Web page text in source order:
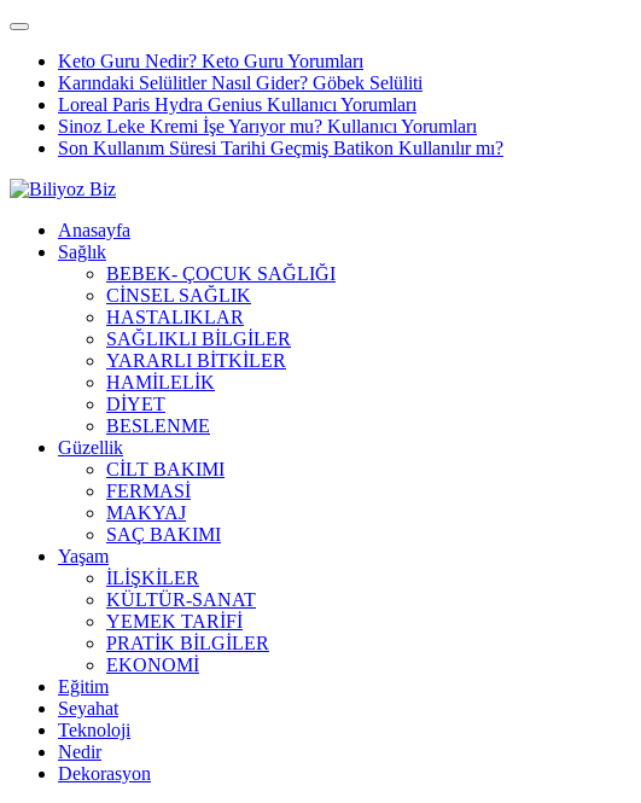
Keto Guru Nedir? Keto Guru Yorumları
Karındaki Selülitler Nasıl Gider? Göbek Selüliti
Loreal Paris Hydra Genius Kullanıcı Yorumları
Sinoz Leke Kremi İşe Yarıyor mu? Kullanıcı Yorumları
Son Kullanım Süresi Tarihi Geçmiş Batikon Kullanılır mı?
Anasayfa
Sağlık
BEBEK- ÇOCUK SAĞLIĞI
CİNSEL SAĞLIK
HASTALIKLAR
SAĞLIKLI BİLGİLER
YARARLI BİTKİLER
HAMİLELİK
DİYET
BESLENME
Güzellik
CİLT BAKIMI
FERMASİ
MAKYAJ
SAÇ BAKIMI
Yaşam
İLİŞKİLER
KÜLTÜR-SANAT
YEMEK TARİFİ
PRATİK BİLGİLER
EKONOMİ
Eğitim
Seyahat
Teknoloji
Nedir
Dekorasyon